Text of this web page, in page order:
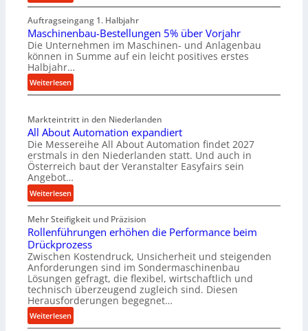
M
a
t
e
r
i
a
l
e
r
s
o
u
n
g
e
n
t
s
p
a
n
Auftragseingang 1. Halbjahr
Maschinenbau-Bestellungen 5% über Vorjahr
Die Unternehmen im Maschinen- und Anlagenbau
können in Summe auf ein leicht positives erstes
Halbjahr…
Weiterlesen:
M
s
c
h
i
n
e
n
a
u
-
B
e
s
t
e
Markteintritt in den Niederlanden
All About Automation expandiert
Die Messereihe All About Automation findet 2027
erstmals in den Niederlanden statt. Und auch in
Österreich baut der Veranstalter Easyfairs sein
Angebot…
Weiterlesen:
A
l
l
A
b
o
u
t
A
u
Mehr Steifigkeit und Präzision
Rollenführungen erhöhen die Performance beim
Drückprozess
Zwischen Kostendruck, Unsicherheit und steigenden
Anforderungen sind im Sondermaschinenbau
Lösungen gefragt, die flexibel, wirtschaftlich und
technisch überzeugend zugleich sind. Diesen
Herausforderungen begegnet…
Weiterlesen:
R